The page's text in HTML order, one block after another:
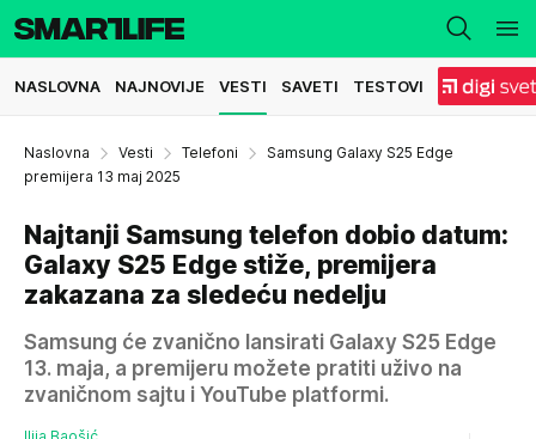
NASLOVNA NAJNOVIJE VESTI SAVETI TESTOVI
Naslovna Vesti Telefoni
Samsung Galaxy S25 Edge
premijera 13 maj 2025
Najtanji Samsung telefon dobio datum:
Galaxy S25 Edge stiže, premijera
zakazana za sledeću nedelju
Samsung će zvanično lansirati Galaxy S25 Edge
13. maja, a premijeru možete pratiti uživo na
zvaničnom sajtu i YouTube platformi.